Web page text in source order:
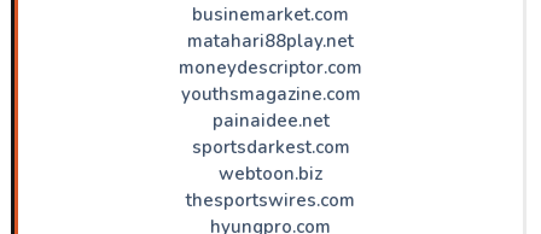
businemarket.com
matahari88play.net
moneydescriptor.com
youthsmagazine.com
painaidee.net
sportsdarkest.com
webtoon.biz
thesportswires.com
hyungpro.com